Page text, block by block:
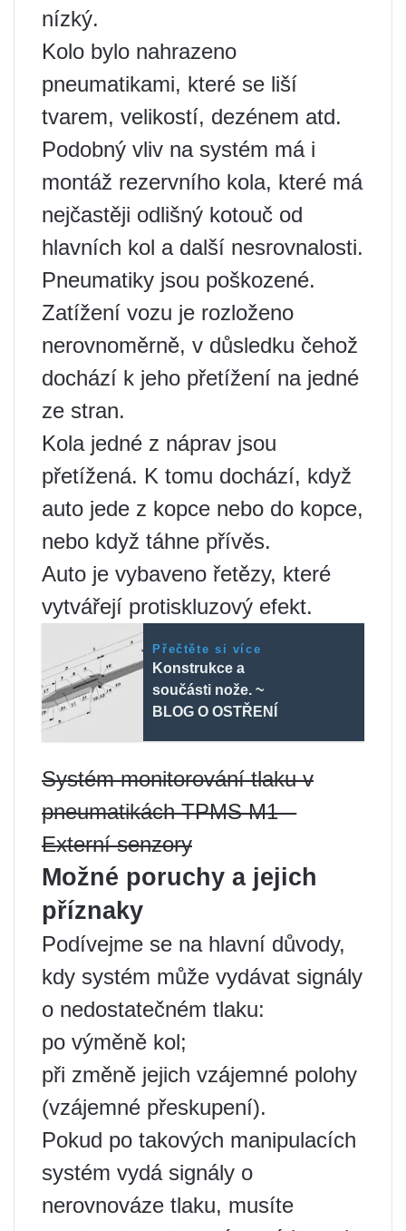
nízký.
Kolo bylo nahrazeno
pneumatikami, které se liší
tvarem, velikostí, dezénem atd.
Podobný vliv na systém má i
montáž rezervního kola, které má
nejčastěji odlišný kotouč od
hlavních kol a další nesrovnalosti.
Pneumatiky jsou poškozené.
Zatížení vozu je rozloženo
nerovnoměrně, v důsledku čehož
dochází k jeho přetížení na jedné
ze stran.
Kola jedné z náprav jsou
přetížená. K tomu dochází, když
auto jede z kopce nebo do kopce,
nebo když táhne přívěs.
Auto je vybaveno řetězy, které
vytvářejí protiskluzový efekt.
Přečtěte si více
Konstrukce a
součásti nože. ~
BLOG O OSTŘENÍ
Systém monitorování tlaku v
pneumatikách TPMS M1 –
Externí senzory
Možné poruchy a jejich
příznaky
Podívejme se na hlavní důvody,
kdy systém může vydávat signály
o nedostatečném tlaku:
po výměně kol;
při změně jejich vzájemné polohy
(vzájemné přeskupení).
Pokud po takových manipulacích
systém vydá signály o
nerovnováze tlaku, musíte